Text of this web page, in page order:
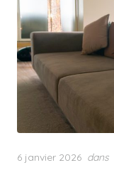
Posted
6 janvier 2026 dans